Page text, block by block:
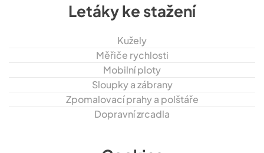
Letáky ke stažení
Kužely
Měřiče rychlosti
Mobilní ploty
Sloupky a zábrany
Zpomalovací prahy a polštáře
Dopravní zrcadla